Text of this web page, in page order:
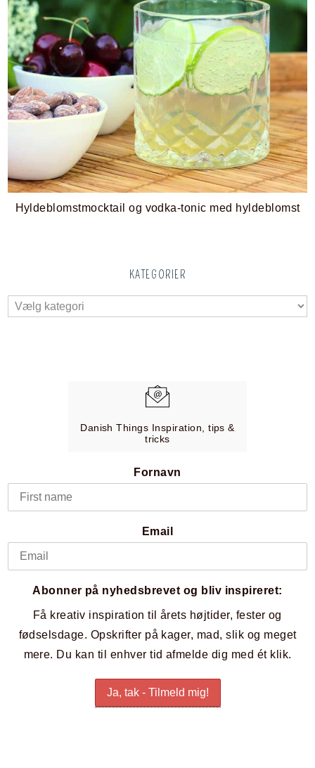
Hyldeblomstmocktail og vodka-tonic med hyldeblomst
KATEGORIER
Danish Things Inspiration, tips &
tricks
Fornavn
Email
Abonner på nyhedsbrevet og bliv inspireret:
Få kreativ inspiration til årets højtider, fester og
fødselsdage. Opskrifter på kager, mad, slik og meget
mere. Du kan til enhver tid afmelde dig med ét klik.